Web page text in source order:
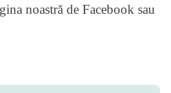
noastră de Facebook sau